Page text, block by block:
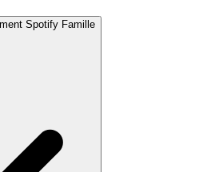
Spotify Famille